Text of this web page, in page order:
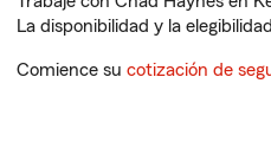
La disponibilidad y la
Comience su cotización de